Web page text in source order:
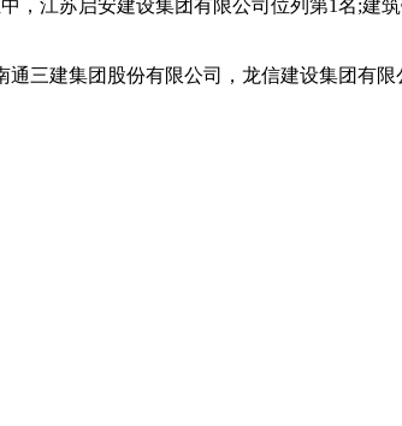
江苏启安建设集团有限公司位列第1名;建
建集团股份有限公司，龙信建设集团有